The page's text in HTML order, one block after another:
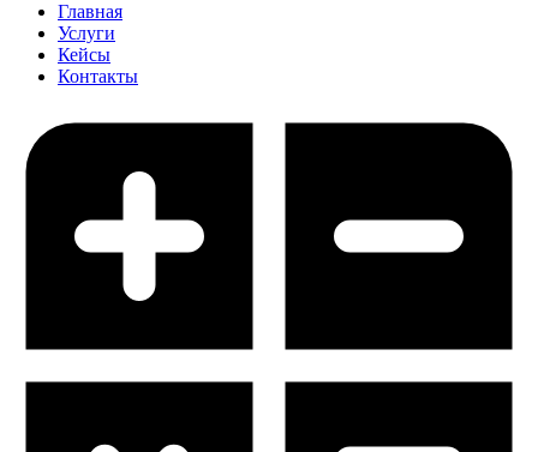
Главная
Услуги
Кейсы
Контакты